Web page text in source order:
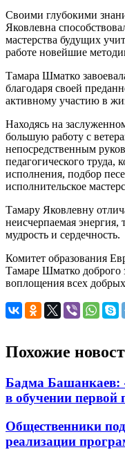
Своими глубокими
Яковлевна
мастерства будущих
работе новейшие
Тамара Шматко
благодаря своей
активному участию в
Находясь на
большую работу с
непосредственным
педагогического труда,
исполнения, подбор
исполнительское
Тамару Яковлевну
неисчерпаемая энергия,
мудрость и сердечность.
Комитет образования
Тамаре Шматко доброго
воплощения всех
Похожие
Бадма Башанкаев:
в обучении
Общественники
реализации